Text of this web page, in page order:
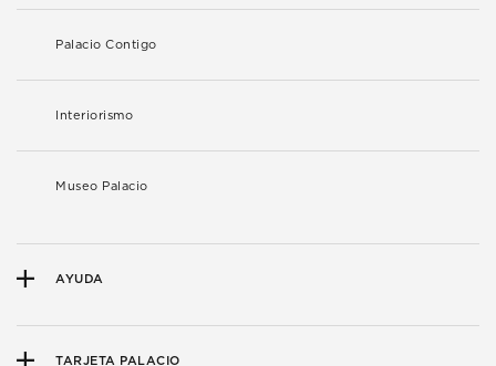
Palacio Contigo
Interiorismo
Museo Palacio
AYUDA
TARJETA PALACIO